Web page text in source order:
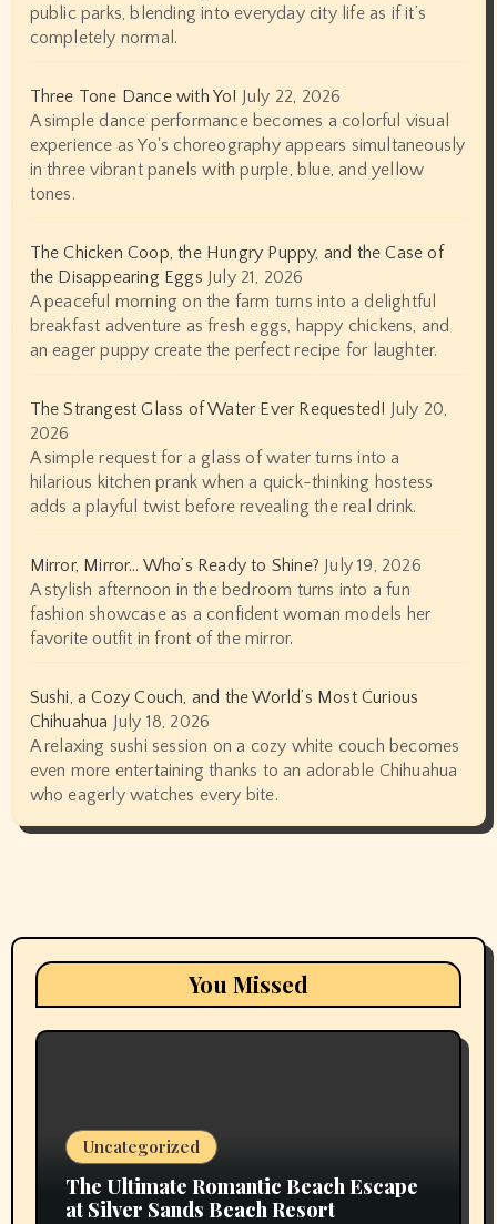
public parks, blending into everyday city life as if it’s
completely normal.
Three Tone Dance with Yo! July 22, 2026
A simple dance performance becomes a colorful visual
experience as Yo's choreography appears simultaneously
in three vibrant panels with purple, blue, and yellow
tones.
The Chicken Coop, the Hungry Puppy, and the Case of
the Disappearing Eggs July 21, 2026
A peaceful morning on the farm turns into a delightful
breakfast adventure as fresh eggs, happy chickens, and
an eager puppy create the perfect recipe for laughter.
The Strangest Glass of Water Ever Requested! July 20,
2026
A simple request for a glass of water turns into a
hilarious kitchen prank when a quick-thinking hostess
adds a playful twist before revealing the real drink.
Mirror, Mirror… Who’s Ready to Shine? July 19, 2026
A stylish afternoon in the bedroom turns into a fun
fashion showcase as a confident woman models her
favorite outfit in front of the mirror.
Sushi, a Cozy Couch, and the World’s Most Curious
Chihuahua July 18, 2026
A relaxing sushi session on a cozy white couch becomes
even more entertaining thanks to an adorable Chihuahua
who eagerly watches every bite.
You Missed
Uncategorized
The Ultimate Romantic Beach Escape
at Silver Sands Beach Resort